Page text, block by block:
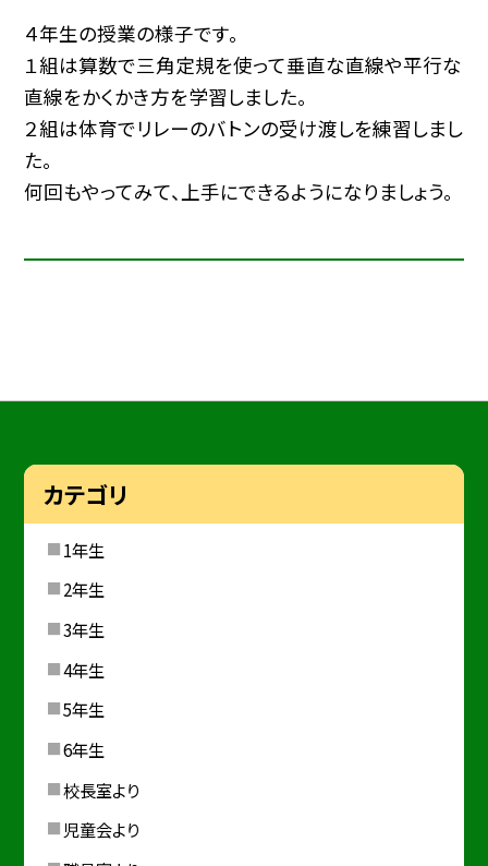
４年生の授業の様子です。
１組は算数で三角定規を使って垂直な直線や平行な
直線をかくかき方を学習しました。
２組は体育でリレーのバトンの受け渡しを練習しまし
た。
何回もやってみて、上手にできるようになりましょう。
カテゴリ
1年生
2年生
3年生
4年生
5年生
6年生
校長室より
児童会より